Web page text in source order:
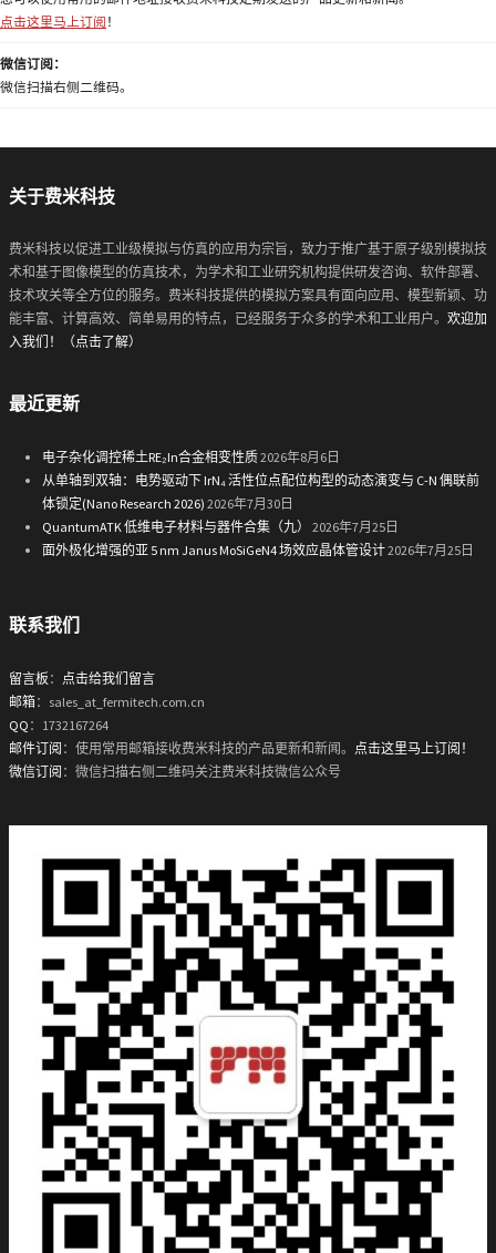
点击这里马上订阅 ！
微信订阅：
微信扫描右侧二维码。
关于费米科技
费米科技以促进工业级模拟与仿真的应用为宗旨，致力于推广基于原子级别模拟技
术和基于图像模型的仿真技术，为学术和工业研究机构提供研发咨询、软件部署、
技术攻关等全方位的服务。费米科技提供的模拟方案具有面向应用、模型新颖、功
能丰富、计算高效、简单易用的特点，已经服务于众多的学术和工业用户。 欢迎加
入我们！（点击了解）
最近更新
电子杂化调控稀土RE₂In合金相变性质2026年8月6日
从单轴到双轴：电势驱动下 IrN₄ 活性位点配位构型的动态演变与 C-N 偶联前
体锁定(Nano Research 2026) 2026年7月30日
QuantumATK 低维电子材料与器件合集（九）
2026年7月25日
面外极化增强的亚 5 nm Janus MoSiGeN4 场效应晶体管设计2026年7月25日
联系我们
留言板 ： 点击给我们留言
邮箱：sales_at_fermitech.com.cn
QQ ：1732167264
邮件订阅 ：使用常用邮箱接收费米科技的产品更新和新闻。 点击这里马上订阅！
微信订阅 ：微信扫描右侧二维码关注费米科技微信公众号